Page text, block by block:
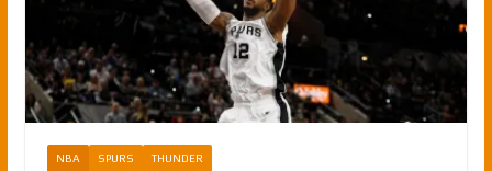
NBA SPURS THUNDER